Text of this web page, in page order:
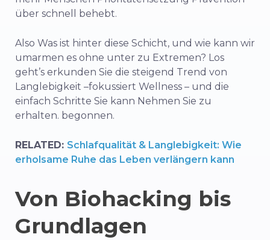
über schnell behebt.
Also Was ist hinter diese Schicht, und wie kann wir
umarmen es ohne unter zu Extremen? Los
geht’s erkunden Sie die steigend Trend von
Langlebigkeit –fokussiert Wellness – und die
einfach Schritte Sie kann Nehmen Sie zu
erhalten. begonnen.
RELATED: Schlafqualität & Langlebigkeit: Wie
erholsame Ruhe das Leben verlängern kann
Von Biohacking bis
Grundlagen